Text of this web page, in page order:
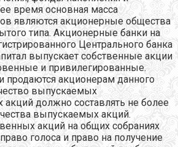
время основная масса
являются акционерные общества
типа. Акционерные банки на
Центрального банка
выпускает собственные акции
и привилегированные.
продаются акционерам данного
выпускаемых
акций должно составлять не более
выпускаемых акций.
акций на общих собраниях
голоса и право на получение